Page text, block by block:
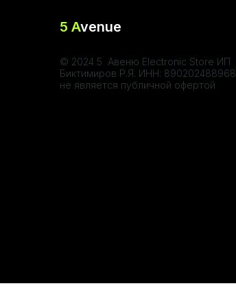
5 Avenue
© 2024 5 Авеню Electronic Store ИП
Биктимиров Р.Я. ИНН: 890202488968
не является публичной офертой